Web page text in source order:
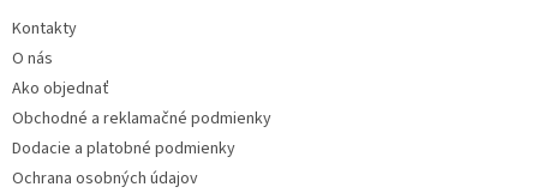
Kontakty
O nás
Ako objednať
Obchodné a reklamačné podmienky
Dodacie a platobné podmienky
Ochrana osobných údajov